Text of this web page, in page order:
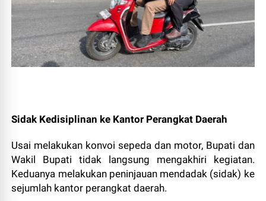
Sidak Kedisiplinan ke Kantor Perangkat Daerah
Usai melakukan konvoi sepeda dan motor, Bupati dan
Wakil Bupati tidak langsung mengakhiri kegiatan.
Keduanya melakukan peninjauan mendadak (sidak) ke
sejumlah kantor perangkat daerah.